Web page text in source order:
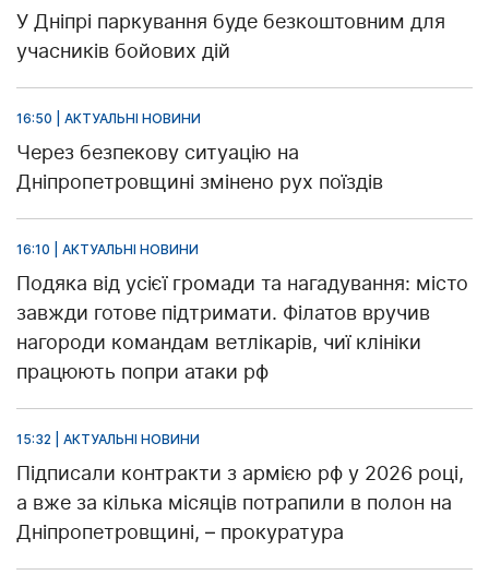
У Дніпрі паркування буде безкоштовним для
учасників бойових дій
16:50 | АКТУАЛЬНІ НОВИНИ
Через безпекову ситуацію на
Дніпропетровщині змінено рух поїздів
16:10 | АКТУАЛЬНІ НОВИНИ
Подяка від усієї громади та нагадування: місто
завжди готове підтримати. Філатов вручив
нагороди командам ветлікарів, чиї клініки
працюють попри атаки рф
15:32 | АКТУАЛЬНІ НОВИНИ
Підписали контракти з армією рф у 2026 році,
а вже за кілька місяців потрапили в полон на
Дніпропетровщині, – прокуратура